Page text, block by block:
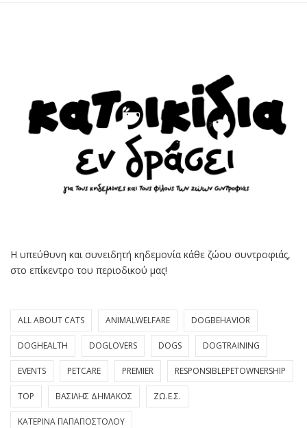
Η υπεύθυνη και συνειδητή κηδεμονία κάθε ζώου συντροφιάς,
στο επίκεντρο του περιοδικού μας!
ALL ABOUT CATS ANIMALWELFARE DOGBEHAVIOR
DOGHEALTH DOGLOVERS DOGS DOGTRAINING
EVENTS PETCARE PREMIER RESPONSIBLEPETOWNERSHIP
TOP ΒΑΣΊΛΗΣ ΔΗΜΆΚΟΣ ΖΩ.Ε.Σ.
ΚΑΤΕΡΊΝΑ ΠΑΠΑΠΟΣΤΌΛΟΥ